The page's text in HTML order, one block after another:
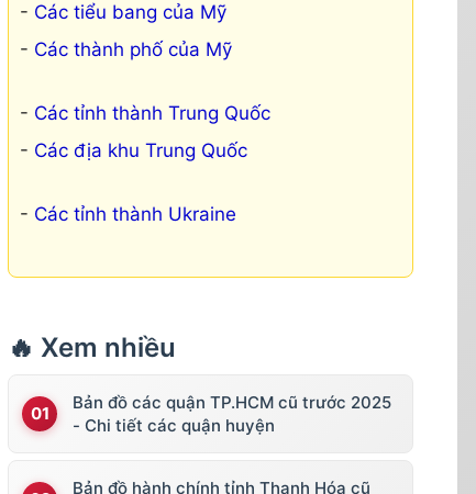
Các tiểu bang của Mỹ
Các thành phố của Mỹ
Các tỉnh thành Trung Quốc
Các địa khu Trung Quốc
Các tỉnh thành Ukraine
🔥 Xem nhiều
Bản đồ các quận TP.HCM cũ trước 2025
- Chi tiết các quận huyện
Bản đồ hành chính tỉnh Thanh Hóa cũ